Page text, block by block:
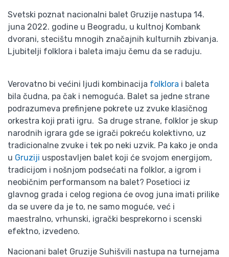
Svetski poznat nacionalni balet Gruzije nastupa 14.
juna 2022. godine u Beogradu, u kultnoj Kombank
dvorani, stecištu mnogih značajnih kulturnih zbivanja.
Ljubitelji folklora i baleta imaju čemu da se raduju.
Verovatno bi većini ljudi kombinacija folklora i baleta
bila čudna, pa čak i nemoguća. Balet sa jedne strane
podrazumeva prefinjene pokrete uz zvuke klasičnog
orkestra koji prati igru. Sa druge strane, folklor je skup
narodnih igrara gde se igrači pokreću kolektivno, uz
tradicionalne zvuke i tek po neki uzvik. Pa kako je onda
u Gruziji uspostavljen balet koji će svojom energijom,
tradicijom i nošnjom podsećati na folklor, a igrom i
neobičnim performansom na balet? Posetioci iz
glavnog grada i celog regiona će ovog juna imati prilike
da se uvere da je to, ne samo moguće, već i
maestralno, vrhunski, igrački besprekorno i scenski
efektno, izvedeno.
Nacionani balet Gruzije Suhišvili nastupa na turnejama